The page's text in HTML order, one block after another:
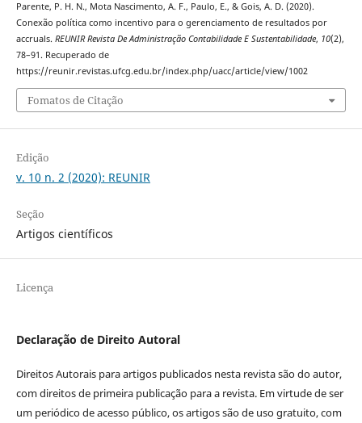
Parente, P. H. N., Mota Nascimento, A. F., Paulo, E., & Gois, A. D. (2020).
Conexão política como incentivo para o gerenciamento de resultados por
accruals. REUNIR Revista De Administração Contabilidade E Sustentabilidade, 10(2),
78–91. Recuperado de
https://reunir.revistas.ufcg.edu.br/index.php/uacc/article/view/1002
Fomatos de Citação
Edição
v. 10 n. 2 (2020): REUNIR
Seção
Artigos científicos
Licença
Declaração de Direito Autoral
Direitos Autorais para artigos publicados nesta revista são do autor,
com direitos de primeira publicação para a revista. Em virtude de ser
um periódico de acesso público, os artigos são de uso gratuito, com